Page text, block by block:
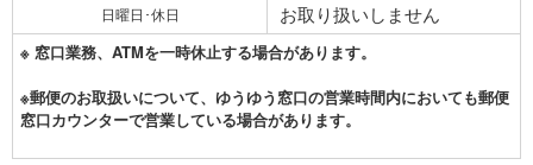
日曜日･休日 お取り扱いしません
※ 窓口業務、ATMを一時休止する場合があります。
※郵便のお取扱いについて、ゆうゆう窓口の営業時間内においても郵便
窓口カウンターで営業している場合があります。